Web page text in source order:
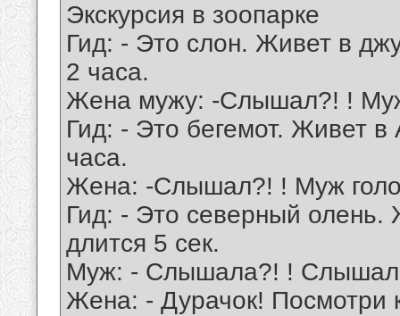
Экскурсия в зоопарке
Гид: - Это слон. Живет в
2 часа.
Жена мужу: -Слышал?! !
Гид: - Это бегемот. Живет
часа.
Жена: -Слышал?! ! Муж
Гид: - Это северный олень.
длится 5 сек.
Муж: - Слышала?! !
Жена: - Дурачок! Посмотри